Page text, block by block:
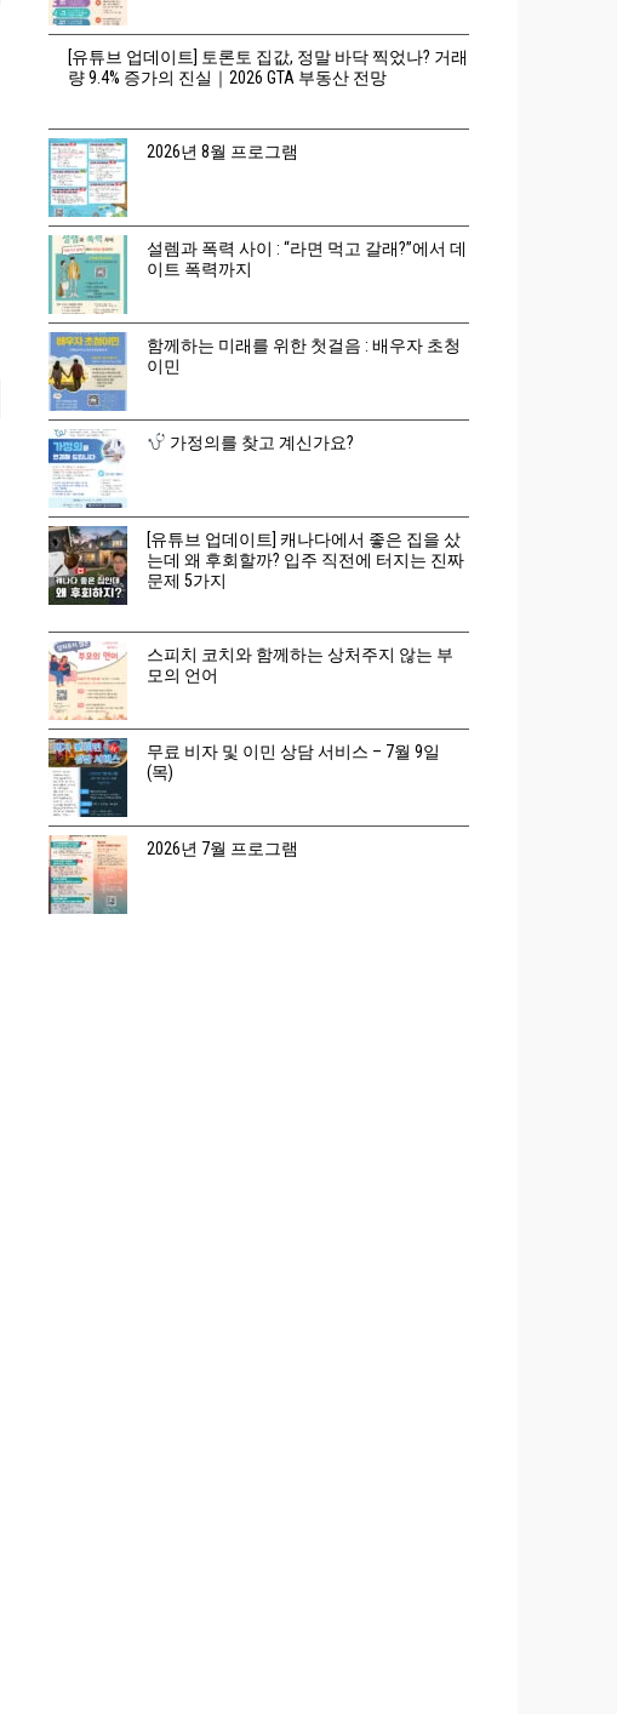
[유튜브 업데이트] 토론토 집값, 정말 바닥 찍었나? 거래
량 9.4% 증가의 진실｜2026 GTA 부동산 전망
2026년 8월 프로그램
설렘과 폭력 사이 : “라면 먹고 갈래?”에서 데
이트 폭력까지
함께하는 미래를 위한 첫걸음 : 배우자 초청
이민
가정의를 찾고 계신가요?
[유튜브 업데이트] 캐나다에서 좋은 집을 샀
는데 왜 후회할까? 입주 직전에 터지는 진짜
문제 5가지
스피치 코치와 함께하는 상처주지 않는 부
모의 언어
무료 비자 및 이민 상담 서비스 – 7월 9일
(목)
2026년 7월 프로그램